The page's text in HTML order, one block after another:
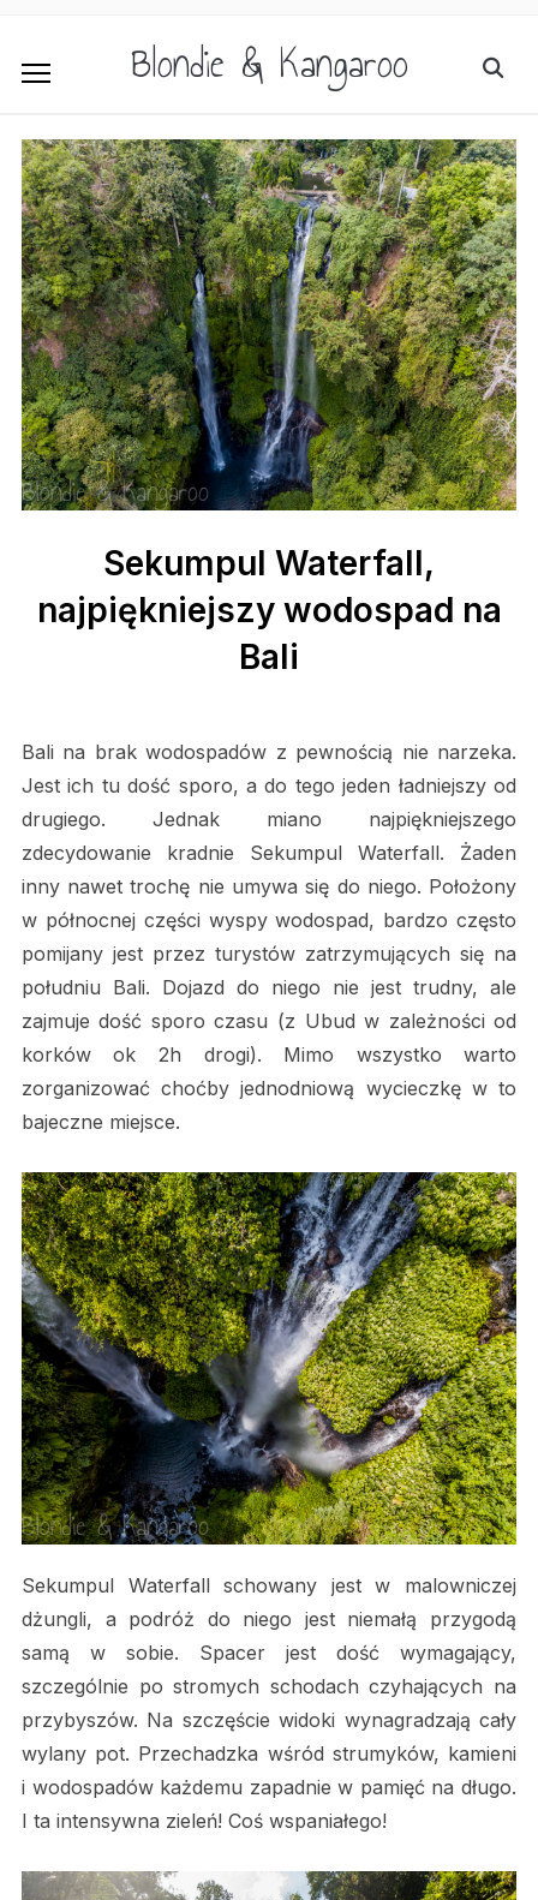
Blondie & Kangaroo
Sekumpul Waterfall,
najpiękniejszy wodospad na
Bali
Bali na brak wodospadów z pewnością nie narzeka.
Jest ich tu dość sporo, a do tego jeden ładniejszy od
drugiego. Jednak miano najpiękniejszego
zdecydowanie kradnie Sekumpul Waterfall. Żaden
inny nawet trochę nie umywa się do niego. Położony
w północnej części wyspy wodospad, bardzo często
pomijany jest przez turystów zatrzymujących się na
południu Bali. Dojazd do niego nie jest trudny, ale
zajmuje dość sporo czasu (z Ubud w zależności od
korków ok 2h drogi). Mimo wszystko warto
zorganizować choćby jednodniową wycieczkę w to
bajeczne miejsce.
Sekumpul Waterfall schowany jest w malowniczej
dżungli, a podróż do niego jest niemałą przygodą
samą w sobie. Spacer jest dość wymagający,
szczególnie po stromych schodach czyhających na
przybyszów. Na szczęście widoki wynagradzają cały
wylany pot. Przechadzka wśród strumyków, kamieni
i wodospadów każdemu zapadnie w pamięć na długo.
I ta intensywna zieleń! Coś wspaniałego!